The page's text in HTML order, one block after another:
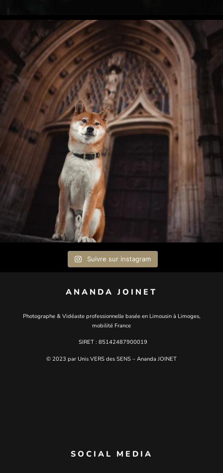
Suivre sur instagram
ANANDA JOINET
Photographe & Vidéaste professionnelle basée en Limousin à Limoges,
mobilité France
SIRET : 85142487900019
© 2023 par Unis VERS des SENS – Ananda JOINET
SOCIAL MEDIA